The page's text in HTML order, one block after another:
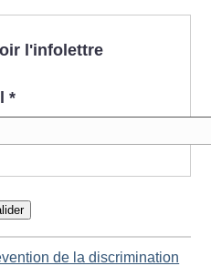
l'infolettre
*
de la discrimination